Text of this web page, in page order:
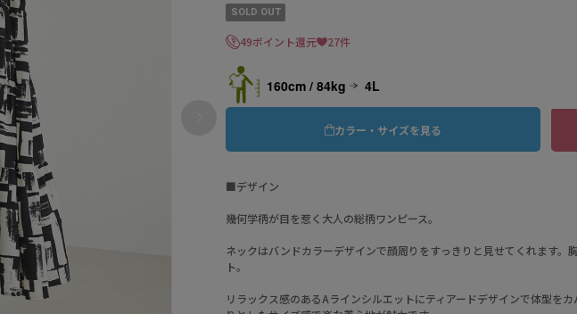
SOLD OUT
49ポイント還元 27件
160cm / 84kg 4L
カラー・サイズを見る
■デザイン
幾何学柄が目を惹く大人の総柄ワンピース。
ネックはバンドカラーデザインで顔周りをすっきりと見せてくれます。
ト。
リラックス感のあるAラインシルエットにティアードデザインで体型を